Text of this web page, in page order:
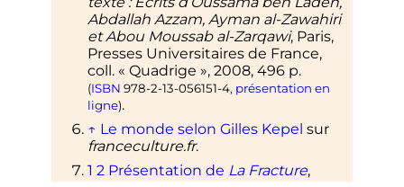
Abdallah Azzam, Ayman al-Zawahiri
et Abou Moussab al-Zarqawi, Paris,
Presses Universitaires de France,
coll. « Quadrige », 2008, 496 p.
(ISBN 978-2-13-056151-4, présentation en
ligne).
↑ Le monde selon Gilles Kepel sur
franceculture.fr.
1 2 Présentation de La Fracture,